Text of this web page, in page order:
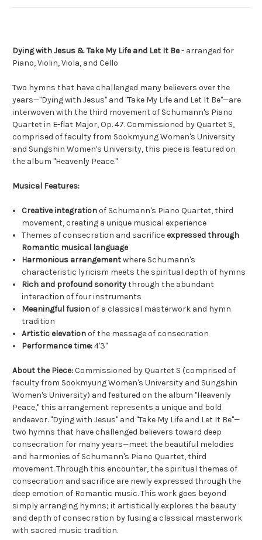
Dying with Jesus & Take My Life and Let It Be- arranged for
Piano, Violin, Viola, and Cello
Two hymns that have challenged many believers over the
years—"Dying with Jesus" and "Take My Life and Let It Be"—are
interwoven with the third movement of Schumann's Piano
Quartet in E-flat Major, Op. 47. Commissioned by Quartet S,
comprised of faculty from Sookmyung Women's University
and Sungshin Women's University, this piece is featured on
the album "Heavenly Peace."
Musical Features:
Creative integrationof Schumann's Piano Quartet, third
movement, creating a unique musical experience
Themes of consecration and sacrifice expressed through
Romantic musical language
Harmonious arrangementwhere Schumann's
characteristic lyricism meets the spiritual depth of hymns
Rich and profound sonoritythrough the abundant
interaction of four instruments
Meaningful fusionof a classical masterwork and hymn
tradition
Artistic elevationof the message of consecration
Performance time:4'3"
About the Piece:Commissioned by Quartet S (comprised of
faculty from Sookmyung Women's University and Sungshin
Women's University) and featured on the album "Heavenly
Peace," this arrangement represents a unique and bold
endeavor. "Dying with Jesus" and "Take My Life and Let It Be"—
two hymns that have challenged believers toward deep
consecration for many years—meet the beautiful melodies
and harmonies of Schumann's Piano Quartet, third
movement. Through this encounter, the spiritual themes of
consecration and sacrifice are newly expressed through the
deep emotion of Romantic music. This work goes beyond
simply arranging hymns; it artistically explores the beauty
and depth of consecration by fusing a classical masterwork
with sacred music tradition.